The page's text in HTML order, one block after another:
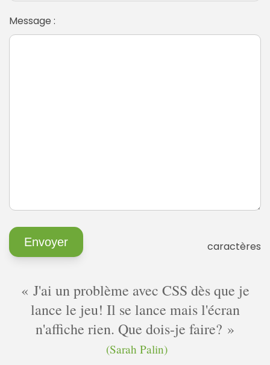
Message :
caractères
J'ai un problème avec CSS dès que je
lance le jeu! Il se lance mais l'écran
n'affiche rien. Que dois-je faire?
(Sarah Palin)